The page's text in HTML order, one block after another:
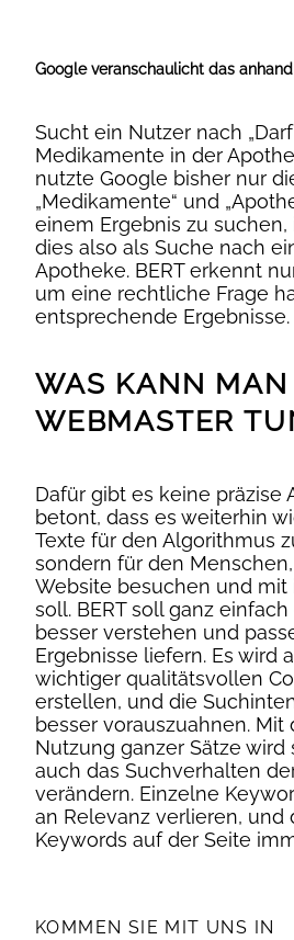
Google veranschaulicht das
Sucht ein Nutzer nach
Medikamente in der
nutzte Google bisher nur
„Medikamente“ und
einem Ergebnis zu
dies also als Suche nach
Apotheke. BERT erkennt
um eine rechtliche Frage
entsprechende Ergebnisse.
WAS KANN MAN
WEBMASTER
Dafür gibt es keine präzise
betont, dass es weiterhin
Texte für den Algorithmus
sondern für den
Website besuchen und mit
soll. BERT soll ganz
besser verstehen und
Ergebnisse liefern. Es wird
wichtiger qualitätsvollen
erstellen, und die
besser vorauszuahnen. Mit
Nutzung ganzer Sätze wird
auch das Suchverhalten
verändern. Einzelne
an Relevanz verlieren, und
Keywords auf der Seite
KOMMEN SIE MIT UNS IN